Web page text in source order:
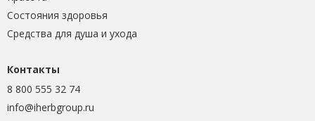
Состояния здоровья
Средства для душа и ухода
Контакты
8 800 555 32 74
info@iherbgroup.ru